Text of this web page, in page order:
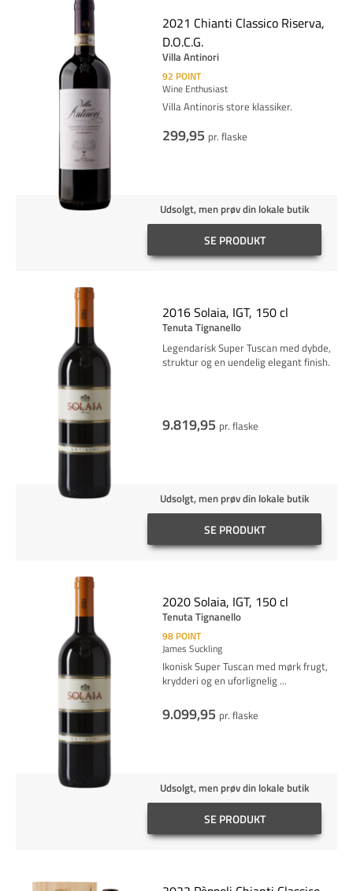
2021 Chianti Classico Riserva,
D.O.C.G.
Villa Antinori
92 POINT
Wine Enthusiast
Villa Antinoris store klassiker.
299,95 pr. flaske
Udsolgt, men prøv din lokale butik
SE PRODUKT
2016 Solaia, IGT, 150 cl
Tenuta Tignanello
Legendarisk Super Tuscan med dybde,
struktur og en uendelig elegant finish.
9.819,95 pr. flaske
Udsolgt, men prøv din lokale butik
SE PRODUKT
2020 Solaia, IGT, 150 cl
Tenuta Tignanello
98 POINT
James Suckling
Ikonisk Super Tuscan med mørk frugt,
krydderi og en uforlignelig ...
9.099,95 pr. flaske
Udsolgt, men prøv din lokale butik
SE PRODUKT